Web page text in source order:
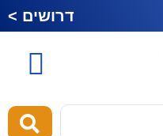
דרושים >